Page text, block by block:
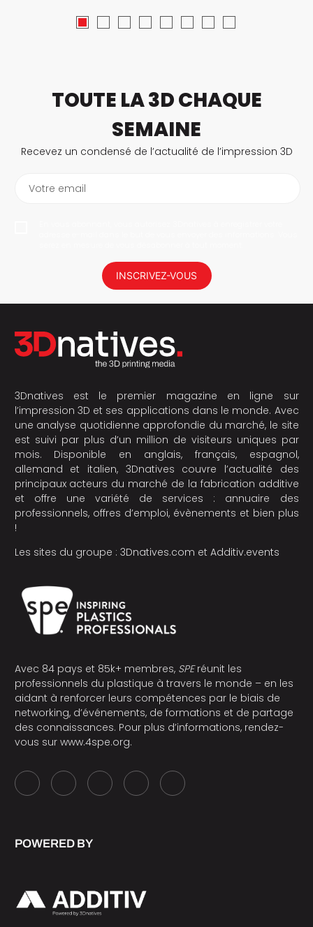
TOUTE LA 3D CHAQUE
SEMAINE
Recevez un condensé de l’actualité de l’impression 3D
Votre email
INSCRIVEZ-VOUS
3Dnatives est le premier magazine en ligne sur
l’impression 3D et ses applications dans le monde. Avec
une analyse quotidienne approfondie du marché, le site
est suivi par plus d’un million de visiteurs uniques par
mois. Disponible en anglais, français, espagnol,
allemand et italien, 3Dnatives couvre l’actualité des
principaux acteurs du marché de la fabrication additive
et offre une variété de services : annuaire des
professionnels, offres d’emploi, évènements et bien plus
!
Les sites du groupe : 3Dnatives.com et Additiv.events
Avec 84 pays et 85k+ membres, SPEréunit les
professionnels du plastique à travers le monde – en les
aidant à renforcer leurs compétences par le biais de
networking, d’événements, de formations et de partage
des connaissances. Pour plus d’informations, rendez-
vous sur www.4spe.org.
POWERED BY